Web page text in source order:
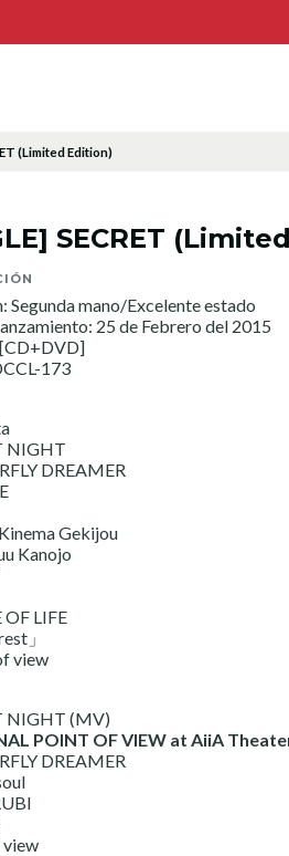
(Limited Edition)
SECRET
Segunda mano/Excelente estado
25 de Febrero del 2015
173
NIGHT
DREAMER
Gekijou
Kanojo
OF LIFE
」
view
NIGHT (MV)
POINT OF VIEW at AiiA
DREAMER
view